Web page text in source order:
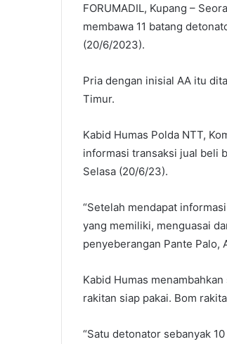
FORUMADIL, Kupang –
membawa 11 batang
(20/6/2023).
Pria dengan inisial AA itu
Timur.
Kabid Humas Polda NTT,
informasi transaksi jual beli
Selasa (20/6/23).
“Setelah mendapat
yang memiliki, menguasai
penyeberangan Pante Palo,
Kabid Humas
rakitan siap pakai. Bom
“Satu detonator sebanyak